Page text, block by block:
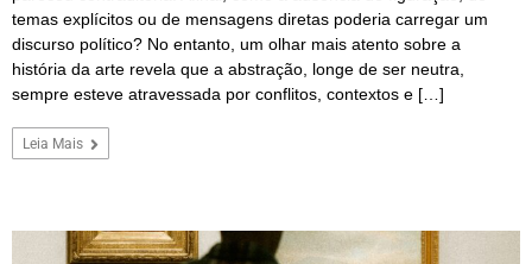
temas explícitos ou de mensagens diretas poderia carregar um
discurso político? No entanto, um olhar mais atento sobre a
história da arte revela que a abstração, longe de ser neutra,
sempre esteve atravessada por conflitos, contextos e […]
Leia Mais